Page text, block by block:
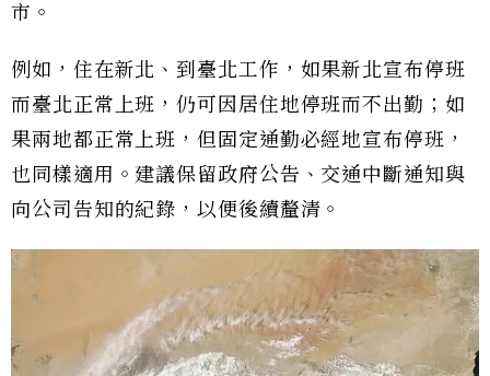
市。
例如，住在新北、到臺北工作，如果新北宣布停班
而臺北正常上班，仍可因居住地停班而不出勤；如
果兩地都正常上班，但固定通勤必經地宣布停班，
也同樣適用。建議保留政府公告、交通中斷通知與
向公司告知的紀錄，以便後續釐清。